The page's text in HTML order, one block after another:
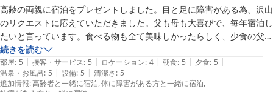
楽しみいただけたようで、嬉しい限りでございます。
ご滞在中のひとときが、心地よい思い出となっておりましたら幸い
でございます。
さらに、大切なお誕生日という特別な日に、ささやかではございま
すがお手伝いができましたこと、大変光栄に存じます。
また機会がございましたら、当館にお立ち寄りいただき、ゆったり
としたお時間をお過ごしいただけましたら幸いでございます。
高齢の両親に宿泊をプレゼントしました。目と足に障害がある為、沢山
のリクエストに応えていただきました。父も母も大喜びで、毎年宿泊し
たいと言っています。食べる物も全て美味しかったらしく、少食の父も
残さず全部いただきました。こんなに素敵な所に泊まれて、スタッフの
方々も親切で、幸せな2日間が過ごせたと言ってます。ありがとうござ
いました。来年も宿泊出来るように健康でいなくちゃと張合いになって
いるようです。
続きを読む
部屋: 5 | 接客・サービス: 5 | ロケーション: 4 | 朝食: 5 | 夕食: 5 |
温泉・お風呂: 5 | 設備: 5 | 清潔さ: 5
追加情報:高齢者と一緒に宿泊 体に障害がある方と一緒に宿泊